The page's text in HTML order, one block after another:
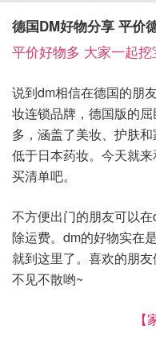
德国DM好物分享 平价
平价好物多 大家一起挖
说到dm相信在德国的朋
妆连锁品牌，德国版的
多，涵盖了美妆、护肤
低于日本药妆。今天就
买清单吧。
不方便出门的朋友可以
除运费。dm的好物实在
就到这里了。喜欢的朋
不见不散哟~